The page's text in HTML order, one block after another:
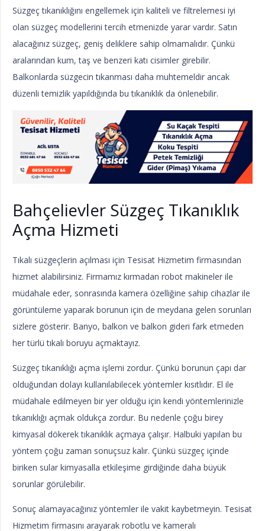
Süzgeç tıkanıklığını engellemek için kaliteli ve filtrelemesi iyi
olan süzgeç modellerini tercih etmenizde yarar vardır. Satın
alacağınız süzgeç, geniş deliklere sahip olmamalıdır. Çünkü
aralarından kum, taş ve benzeri katı cisimler girebilir.
Balkonlarda süzgecin tıkanması daha muhtemeldir ancak
düzenli temizlik yapıldığında bu tıkanıklık da önlenebilir.
Bahçelievler Süzgeç Tıkanıklık
Açma Hizmeti
Tıkalı süzgeçlerin açılması için Tesisat Hizmetim firmasından
hizmet alabilirsiniz. Firmamız kırmadan robot makineler ile
müdahale eder, sonrasında kamera özelliğine sahip cihazlar ile
görüntüleme yaparak borunun için de meydana gelen sorunları
sizlere gösterir. Banyo, balkon ve balkon gideri fark etmeden
her türlü tıkalı boruyu açmaktayız.
Süzgeç tıkanıklığı açma işlemi zordur. Çünkü borunun çapı dar
olduğundan dolayı kullanılabilecek yöntemler kısıtlıdır. El ile
müdahale edilmeyen bir yer olduğu için kendi yöntemlerinizle
tıkanıklığı açmak oldukça zordur. Bu nedenle çoğu birey
kimyasal dökerek tıkanıklık açmaya çalışır. Halbuki yapılan bu
yöntem çoğu zaman sonuçsuz kalır. Çünkü süzgeç içinde
biriken sular kimyasalla etkileşime girdiğinde daha büyük
sorunlar görülebilir.
Sonuç alamayacağınız yöntemler ile vakit kaybetmeyin. Tesisat
Hizmetim firmasını arayarak robotlu ve kameralı